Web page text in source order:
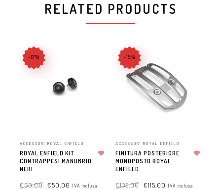
RELATED PRODUCTS
-17%
ACCESSORI ROYAL ENFIELD
ROYAL ENFIELD KIT
CONTRAPPESI MANUBRIO
NERI
€60,00 €50,00 IVA inclusa
-15%
ACCESSORI ROYAL ENFIELD
FINITURA POSTERIORE
MONOPOSTO ROYAL
ENFIELD
€135,00 €115,00 IVA inclusa